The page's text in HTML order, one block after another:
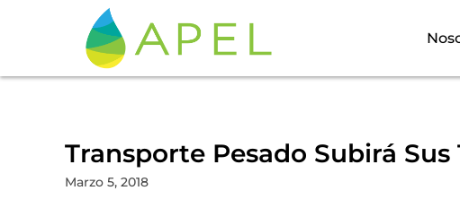
Transporte Pesado Subirá Sus
Marzo 5, 2018